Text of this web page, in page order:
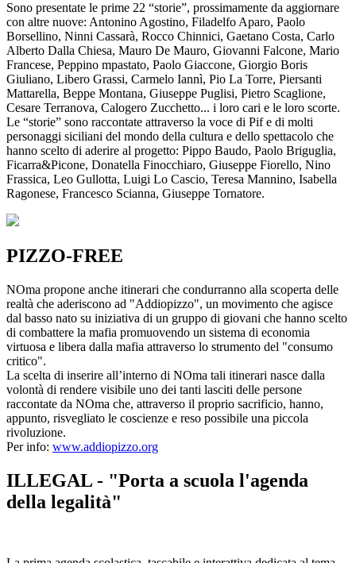
Sono presentate le prime 22 “storie”, prossimamente da aggiornare
con altre nuove: Antonino Agostino, Filadelfo Aparo, Paolo
Borsellino, Ninni Cassarà, Rocco Chinnici, Gaetano Costa, Carlo
Alberto Dalla Chiesa, Mauro De Mauro, Giovanni Falcone, Mario
Francese, Peppino mpastato, Paolo Giaccone, Giorgio Boris
Giuliano, Libero Grassi, Carmelo Iannì, Pio La Torre, Piersanti
Mattarella, Beppe Montana, Giuseppe Puglisi, Pietro Scaglione,
Cesare Terranova, Calogero Zucchetto... i loro cari e le loro scorte.
Le “storie” sono raccontate attraverso la voce di Pif e di molti
personaggi siciliani del mondo della cultura e dello spettacolo che
hanno scelto di aderire al progetto: Pippo Baudo, Paolo Briguglia,
Ficarra&Picone, Donatella Finocchiaro, Giuseppe Fiorello, Nino
Frassica, Leo Gullotta, Luigi Lo Cascio, Teresa Mannino, Isabella
Ragonese, Francesco Scianna, Giuseppe Tornatore.
PIZZO-FREE
NOma propone anche itinerari che condurranno alla scoperta delle
realtà che aderiscono ad "Addiopizzo", un movimento che agisce
dal basso nato su iniziativa di un gruppo di giovani che hanno scelto
di combattere la mafia promuovendo un sistema di economia
virtuosa e libera dalla mafia attraverso lo strumento del "consumo
critico".
La scelta di inserire all’interno di NOma tali itinerari nasce dalla
volontà di rendere visibile uno dei tanti lasciti delle persone
raccontate da NOma che, attraverso il proprio sacrificio, hanno,
appunto, risvegliato le coscienze e reso possibile una piccola
rivoluzione.
Per info: www.addiopizzo.org
ILLEGAL - "Porta a scuola l'agenda
della legalità"